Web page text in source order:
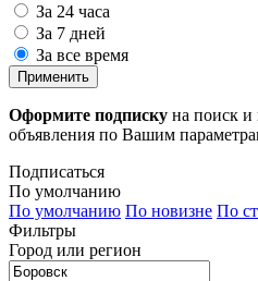
За 24 часа
За 7 дней
За все время
Применить
Оформите подписку на поиск и
объявления по Вашим
Подписаться
По умолчанию
По умолчанию По новизне По
Фильтры
Город или регион